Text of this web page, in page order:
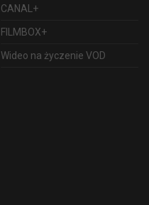
CANAL+
FILMBOX+
Wideo na życzenie VOD